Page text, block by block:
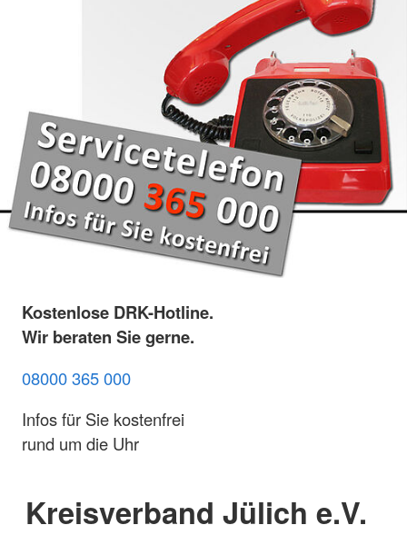
Kostenlose DRK-Hotline.
Wir beraten Sie gerne.
08000 365 000
Infos für Sie kostenfrei
rund um die Uhr
Kreisverband Jülich e.V.